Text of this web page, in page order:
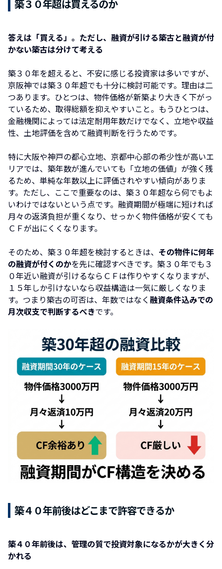
築３０年超は買えるのか
答えは「買える」。ただし、融資が引ける築古と融資が付
かない築古は分けて考える
築３０年を超えると、不安に感じる投資家は多いですが、
京阪神では築３０年超でも十分に検討可能です。理由は二
つあります。ひとつは、物件価格が新築より大きく下がっ
ているため、取得総額を抑えやすいこと。もうひとつは、
金融機関によっては法定耐用年数だけでなく、立地や収益
性、土地評価を含めて融資判断を行うためです。
特に大阪や神戸の都心立地、京都中心部の希少性が高いエ
リアでは、築年数が進んでいても「立地の価値」が強く残
るため、単純な年数以上に評価されやすい傾向がありま
す。ただし、ここで重要なのは、築３０年超なら何でもよ
いわけではないという点です。融資期間が極端に短ければ
月々の返済負担が重くなり、せっかく物件価格が安くても
ＣＦが出にくくなります。
そのため、築３０年超を検討するときは、 その物件に何年
の融資が付くのかを先に確認すべきです。築３０年でも３
０年近い融資が引けるならＣＦは作りやすくなりますが、
１５年しか引けないなら収益構造は一気に厳しくなりま
す。つまり築古の可否は、年数ではなく 融資条件込みでの
月次収支で判断するべきです。
築４０年前後はどこまで許容できるか
築４０年前後は、管理の質で投資対象になるかが大きく分
かれる